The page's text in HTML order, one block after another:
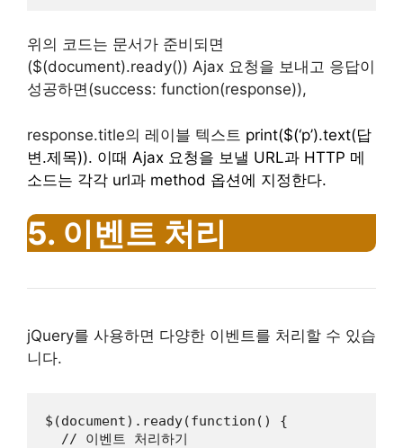
위의 코드는 문서가 준비되면
($(document).ready()) Ajax 요청을 보내고 응답이
성공하면(success: function(response)),
response.title의 레이블 텍스트 print($(‘p’).text(답
변.제목)). 이때 Ajax 요청을 보낼 URL과 HTTP 메
소드는 각각 url과 method 옵션에 지정한다.
5. 이벤트 처리
jQuery를 사용하면 다양한 이벤트를 처리할 수 있습
니다.
$(document).ready(function() {
  // 이벤트 처리하기